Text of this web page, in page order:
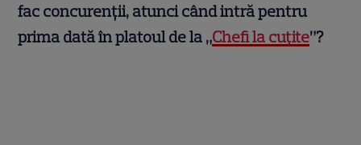
fac concurenții, atunci când intră pentru
prima dată în platoul de la „Chefi la cuțite”?